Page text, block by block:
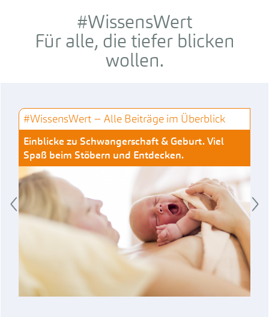
#WissensWert
Für alle, die tiefer blicken
wollen.
#WissensWert − Alle Beiträge im Überblick
Einblicke zu Schwangerschaft & Geburt. Viel
Spaß beim Stöbern und Entdecken.